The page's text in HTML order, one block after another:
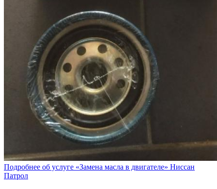
Подробнее об услуге «Замена масла в двигателе» Ниссан
Патрол